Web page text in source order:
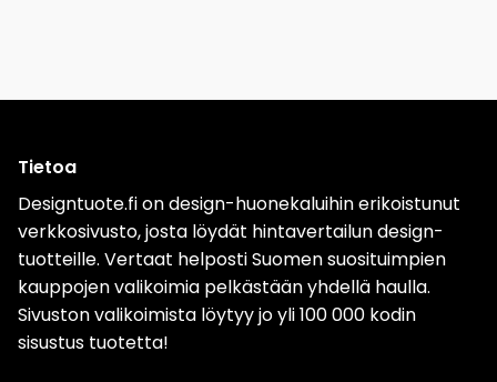
Tietoa
Designtuote.fi on design-huonekaluihin erikoistunut
verkkosivusto, josta löydät hintavertailun design-
tuotteille. Vertaat helposti Suomen suosituimpien
kauppojen valikoimia pelkästään yhdellä haulla.
Sivuston valikoimista löytyy jo yli 100 000 kodin
sisustus tuotetta!